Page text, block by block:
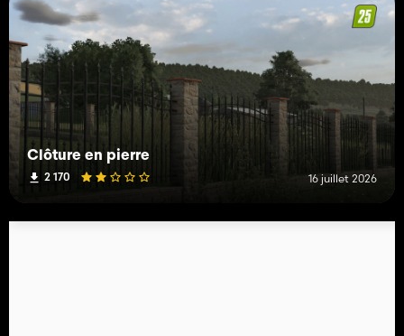
Clôture en pierre
2 170 16 juillet 2026